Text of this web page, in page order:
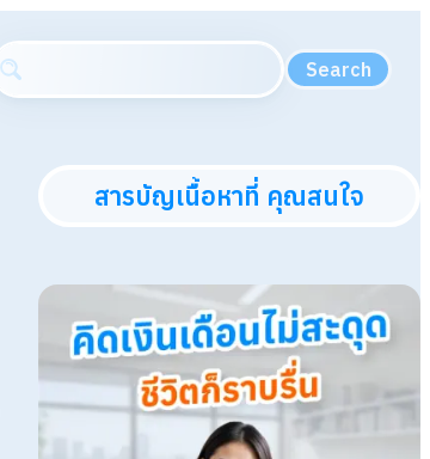
Search
สารบัญเนื้อหาที่ คุณสนใจ